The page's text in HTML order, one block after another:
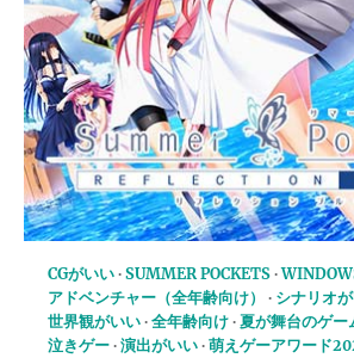
CGがいい SUMMER POCKETS
アドベンチャー（全年齢向け）
シナリオ
世界観がいい 全年齢向け 夏が舞台のゲー
泣きゲー 演出がいい 萌えゲーアワード